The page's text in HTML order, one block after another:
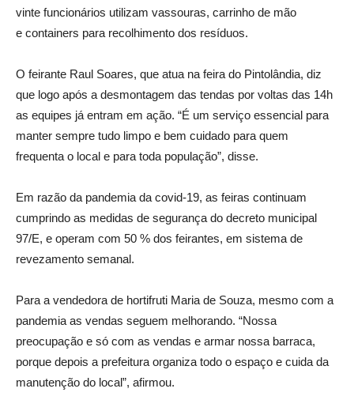
vinte funcionários utilizam vassouras, carrinho de mão
e containers para recolhimento dos resíduos.
O feirante Raul Soares, que atua na feira do Pintolândia, diz
que logo após a desmontagem das tendas por voltas das 14h
as equipes já entram em ação. “É um serviço essencial para
manter sempre tudo limpo e bem cuidado para quem
frequenta o local e para toda população”, disse.
Em razão da pandemia da covid-19, as feiras continuam
cumprindo as medidas de segurança do decreto municipal
97/E, e operam com 50 % dos feirantes, em sistema de
revezamento semanal.
Para a vendedora de hortifruti Maria de Souza, mesmo com a
pandemia as vendas seguem melhorando. “Nossa
preocupação e só com as vendas e armar nossa barraca,
porque depois a prefeitura organiza todo o espaço e cuida da
manutenção do local”, afirmou.